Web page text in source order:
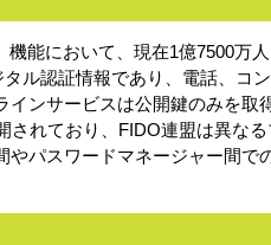
能において、現在1億7500万
ル認証情報であり、電話、コ
インサービスは公開鍵のみを取
れており、FIDO連盟は異
パスワードマネージャー間で